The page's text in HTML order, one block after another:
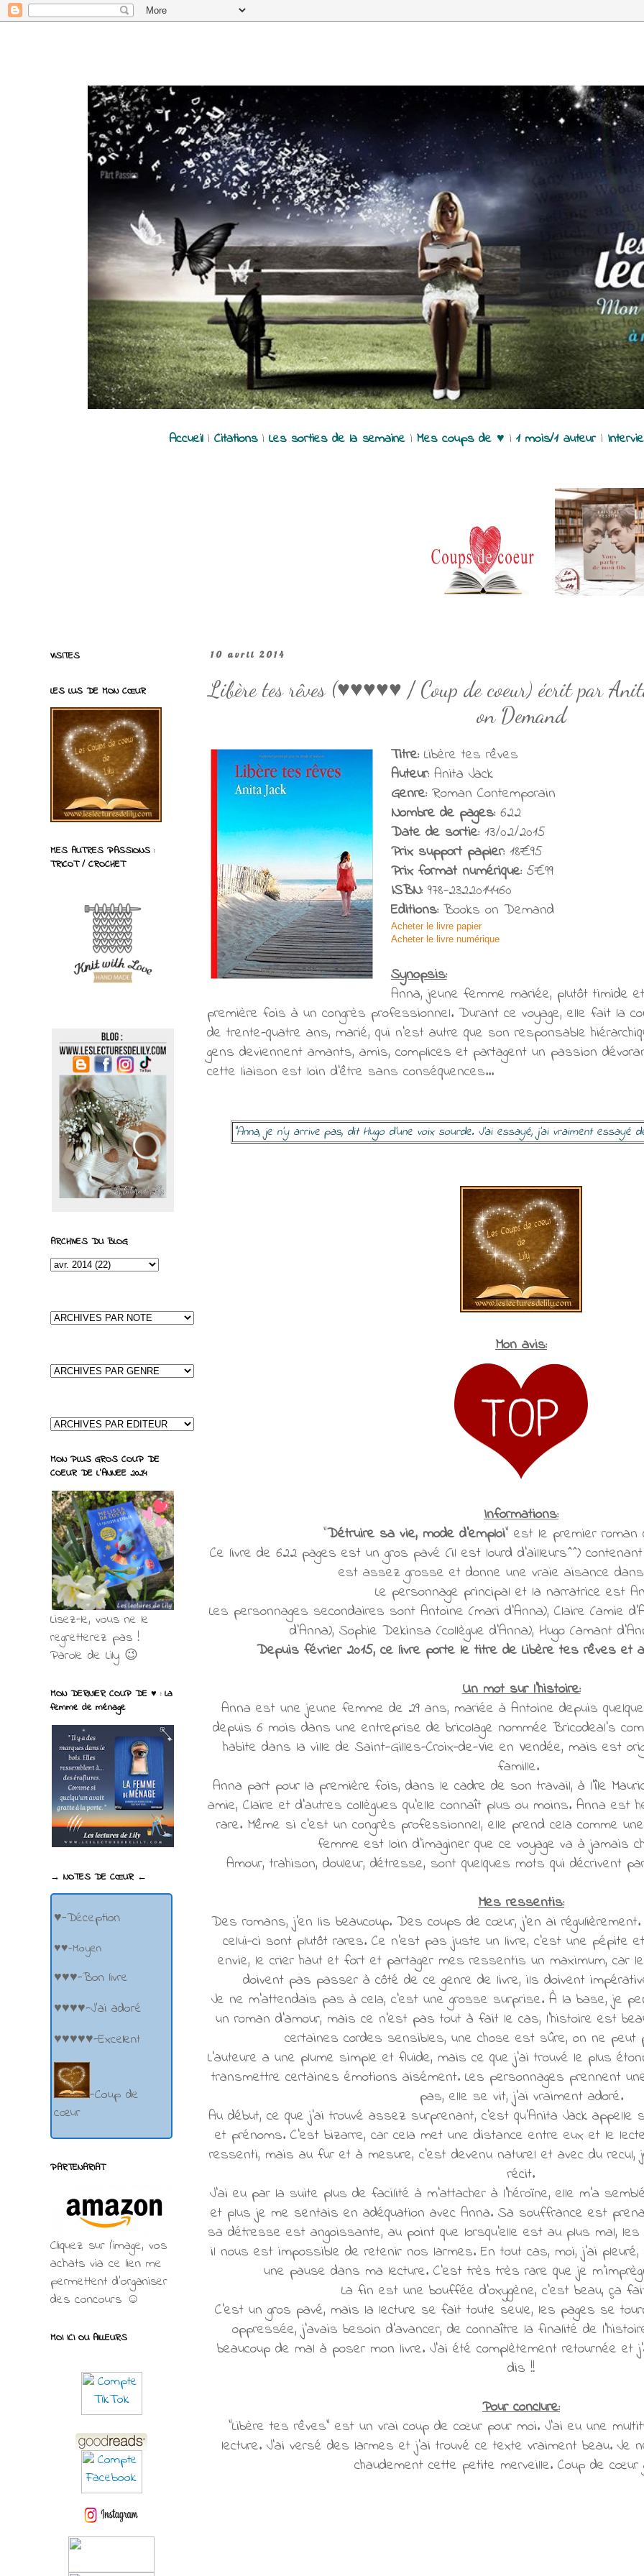
Accueil| Citations| Les sorties de la semaine| Mes coups de ♥ | 1 mois/1 auteur|
10 avril 2014
Libère tes rêves (♥♥♥♥♥ / Coup de coeur) écrit par
on Demand
Titre:Libère tes rêves
Auteur:Anita Jack
Genre: Roman Contemporain
Nombre de pages:622
Date de sortie:13/02/2015
Prix support papier:18€95
Prix format numérique:5€99
ISBN:978-2322014460
Editions:Books on Demand
Acheter le livre papier
Acheter le livre numérique
Synopsis:
Anna, jeune femme mariée, plutôt timide
première fois à un congrès professionnel. Durant ce voyage, elle fait la
de trente-quatre ans, marié, qui n'est autre que son responsable
gens deviennent amants, amis, complices et partagent un passion
cette liaison est loin d'être sans conséquences...
"Anna, je n'y arrive pas, dit Hugo d'une voix sourde. J'ai essayé, j'ai vraiment essayé
Mon avis:
Informations:
"Détruire sa vie, mode d'emploi" est le premier roman
Ce livre de 622 pages est un gros pavé (il est lourd d'ailleurs^^)
est assez grosse et donne une vraie aisance
Le personnage principal et la narratrice est
Les personnages secondaires sont Antoine (mari d'Anna), Claire (amie
d'Anna), Sophie Dekinsa (collègue d'Anna), Hugo (amant
Depuis février 2015, ce livre porte le titre de Libère tes rêves et
Un mot sur l'histoire:
Anna est une jeune femme de 29 ans, mariée à Antoine depuis
depuis 6 mois dans une entreprise de bricolage nommée Bricodeal's
habite dans la ville de Saint-Gilles-Croix-de-Vie en Vendée, mais est
famille.
Anna part pour la première fois, dans le cadre de son travail, à l’île
amie, Claire et d'autres collègues qu'elle connaît plus ou moins. Anna est
rare. Même si c'est un congrès professionnel, elle prend cela comme
femme est loin d'imaginer que ce voyage va à jamais
Amour, trahison, douleur, détresse, sont quelques mots qui décrivent
Mes ressentis:
Des romans, j'en lis beaucoup. Des coups de cœur, j'en ai
celui-ci sont plutôt rares. Ce n'est pas juste un livre, c'est une pépite
envie, le crier haut et fort et partager mes ressentis un maximum, car
doivent pas passer à côté de ce genre de livre, ils doivent
Je ne m'attendais pas à cela, c'est une grosse surprise. À la base, je
un roman d'amour, mais ce n'est pas tout à fait le cas, l'histoire est
certaines cordes sensibles, une chose est sûre, on ne peut
L'auteure a une plume simple et fluide, mais ce que j'ai trouvé le plus
transmettre certaines émotions aisément. Les personnages prennent
pas, elle se vit, j'ai vraiment adoré.
Au début, ce que j'ai trouvé assez surprenant, c'est qu'Anita Jack
et prénoms. C'est bizarre, car cela met une distance entre eux et le
ressenti, mais au fur et à mesure, c'est devenu naturel et avec du recul,
récit.
J'ai eu par la suite plus de facilité à m'attacher à l'héroïne, elle m'a
et plus je me sentais en adéquation avec Anna. Sa souffrance est
sa détresse est angoissante, au point que lorsqu'elle est au plus mal,
il nous est impossible de retenir nos larmes. En tout cas, moi, j'ai
une pause dans ma lecture. C'est très très rare que je
La fin est une bouffée d'oxygène, c'est beau, ça
C'est un gros pavé, mais la lecture se fait toute seule, les pages se
oppressée, j'avais besoin d'avancer, de connaître la finalité de
beaucoup de mal à poser mon livre. J'ai été complètement retournée et
dis !!
Pour conclure:
"Libère tes rêves" est un vrai coup de cœur pour moi. J'ai eu une
lecture. J'ai versé des larmes et j'ai trouvé ce texte vraiment beau. Je
chaudement cette petite merveille. Coup de cœur
VISITES
LES LUS DE MON CŒUR
MES AUTRES PASSIONS :
TRICOT / CROCHET
ARCHIVES DU BLOG
MON PLUS GROS COUP DE
COEUR DE L'ANNEE 2024
Lisez-le, vous ne le
regretterez pas !
Parole de Lily 😉
MON DERNIER COUP DE ♥ : La
femme de ménage
→ NOTES DE CŒUR ←
♥-Déception
♥♥-Moyen
♥♥♥-Bon livre
♥♥♥♥-J'ai adoré
♥♥♥♥♥-Excellent
-Coup de
cœur
PARTENARIAT
Cliquez sur l'image, vos
achats via ce lien me
permettent d’organiser
des concours ☺
MOI ICI OU AILLEURS